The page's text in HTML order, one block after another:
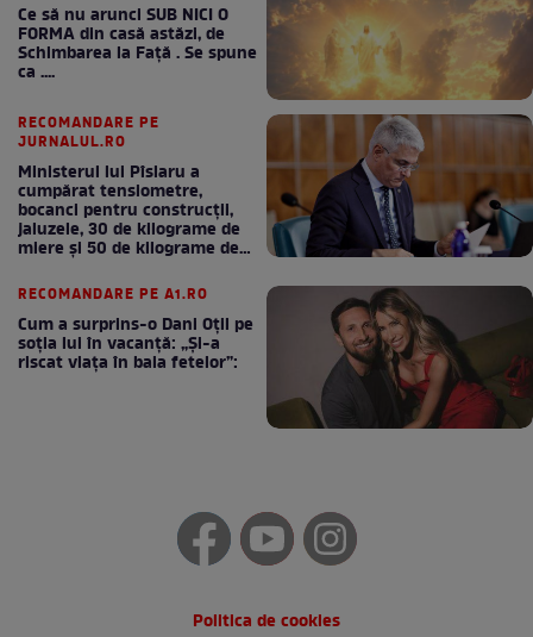
Ce să nu arunci SUB NICI O
FORMA din casă astăzi, de
Schimbarea la Față . Se spune
ca ....
RECOMANDARE PE
JURNALUL.RO
Ministerul lui Pîslaru a
cumpărat tensiometre,
bocanci pentru construcții,
jaluzele, 30 de kilograme de
miere și 50 de kilograme de
RECOMANDARE PE A1.RO
Cum a surprins-o Dani Oțil pe
soția lui în vacanță: „Și-a
riscat viața în baia fetelor”:
Politica de cookies